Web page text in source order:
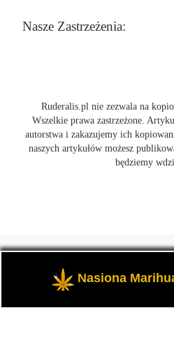
Nasze Zastrzeżenia:
Ruderalis.pl nie zezwala na
Wszelkie prawa zastrzeżone.
autorstwa i zakazujemy ich
naszych artykułów możesz
będziemy
marihuanie THC i konopi CBD,
cannabis i
Nasiona